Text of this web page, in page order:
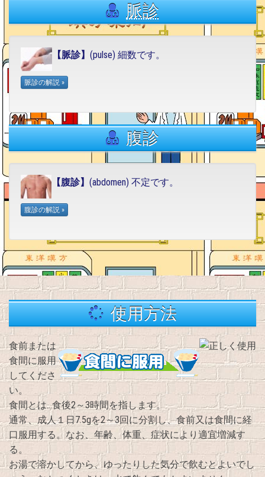
脈診
【脈診】 (pulse) 細数です。
腹診
【腹診】 (abdomen) 不定です。
使用方法
食前または
食間に服用
してくださ
い。
食間とは…食後2～3時間を指します。
通常、成人１日7.5gを2～3回に分割し、食前又は食間に経
口服用する。なお、年齢、体重、症状により適宜増減す
る。
お湯で溶かしてから、ゆったりした気分で飲むとよいでし